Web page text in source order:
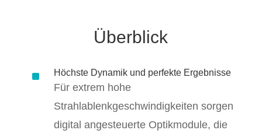
Überblick
^ Höchste Dynamik und perfekte Ergebnisse
Für extrem hohe
Strahlablenkgeschwindigkeiten sorgen
digital angesteuerte Optikmodule, die